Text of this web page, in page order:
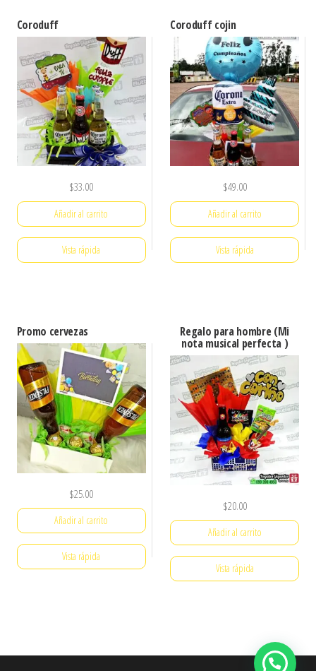
Coroduff
$33.00
Añadir al carrito
Vista rápida
Coroduff cojin
$49.00
Añadir al carrito
Vista rápida
Promo cervezas
$25.00
Añadir al carrito
Vista rápida
Regalo para hombre (Mi
nota musical perfecta )
$20.00
Añadir al carrito
Vista rápida